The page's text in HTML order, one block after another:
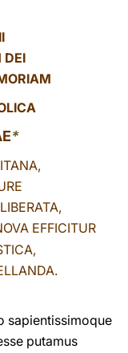
DEI
*
EFFICITUR
sapientissimoque
putamus